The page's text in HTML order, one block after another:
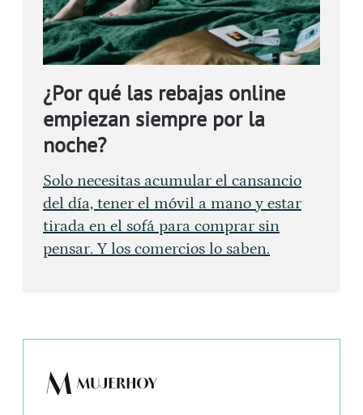
¿Por qué las rebajas online
empiezan siempre por la
noche?
Solo necesitas acumular el cansancio
del día, tener el móvil a mano y estar
tirada en el sofá para comprar sin
pensar. Y los comercios lo saben.